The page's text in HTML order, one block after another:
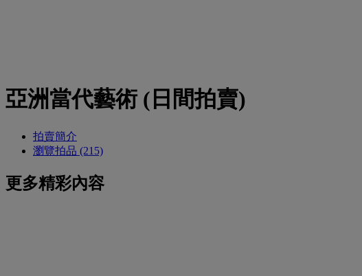
亞洲當代藝術 (日間拍賣)
拍賣簡介
瀏覽拍品 (215)
更多精彩內容